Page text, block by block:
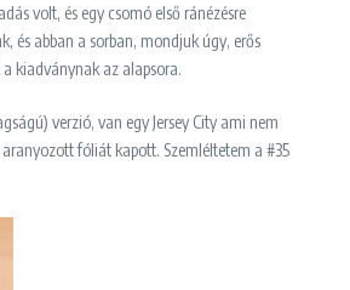
volt, és egy csomó első ránézésre
és abban a sorban, mondjuk úgy, erős
kiadványnak az alapsora.
verzió, van egy Jersey City ami nem
fóliát kapott. Szemléltetem a #35